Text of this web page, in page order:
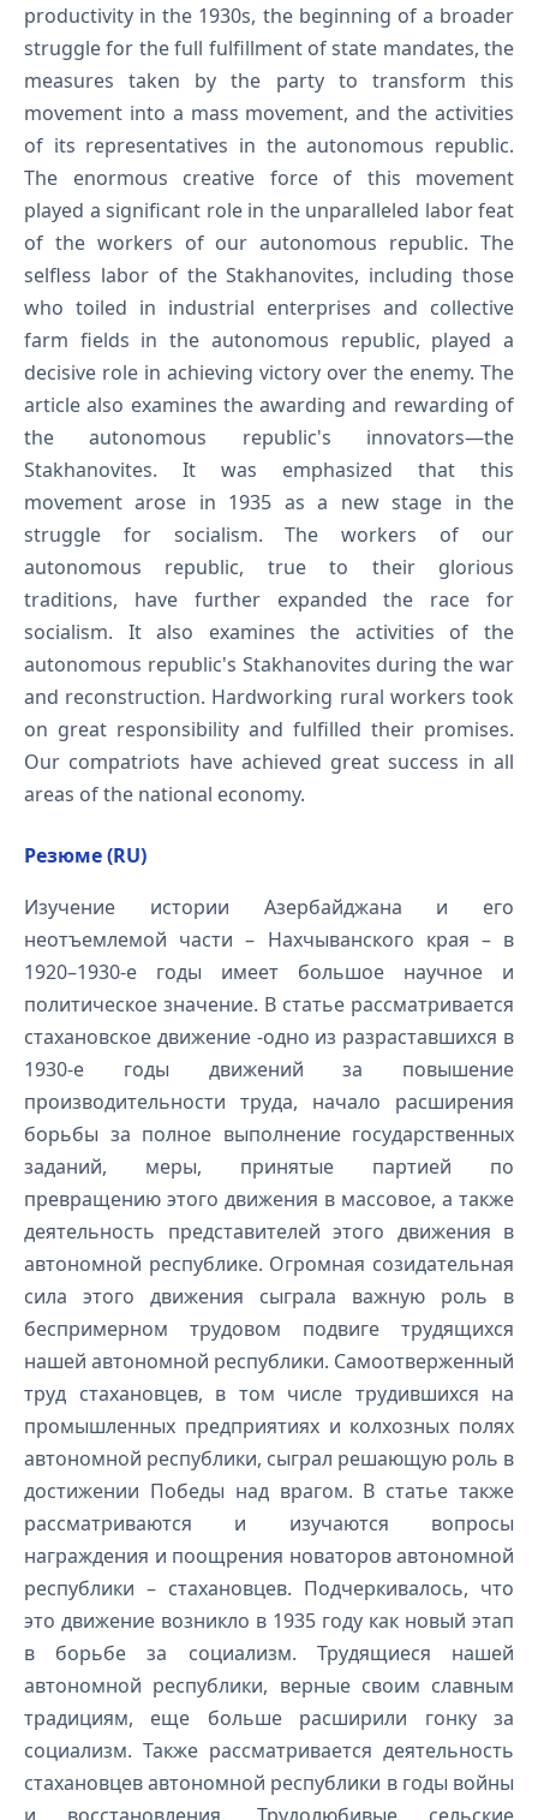
productivity in the 1930s, the beginning of a broader
struggle for the full fulfillment of state mandates, the
measures taken by the party to transform this
movement into a mass movement, and the activities
of its representatives in the autonomous republic.
The enormous creative force of this movement
played a significant role in the unparalleled labor feat
of the workers of our autonomous republic. The
selfless labor of the Stakhanovites, including those
who toiled in industrial enterprises and collective
farm fields in the autonomous republic, played a
decisive role in achieving victory over the enemy. The
article also examines the awarding and rewarding of
the autonomous republic's innovators—the
Stakhanovites. It was emphasized that this
movement arose in 1935 as a new stage in the
struggle for socialism. The workers of our
autonomous republic, true to their glorious
traditions, have further expanded the race for
socialism. It also examines the activities of the
autonomous republic's Stakhanovites during the war
and reconstruction. Hardworking rural workers took
on great responsibility and fulfilled their promises.
Our compatriots have achieved great success in all
areas of the national economy.
Резюме (RU)
Изучение истории Азербайджана и его
неотъемлемой части – Нахчыванского края – в
1920–1930-е годы имеет большое научное и
политическое значение. В статье рассматривается
стахановское движение -одно из разраставшихся в
1930-е годы движений за повышение
производительности труда, начало расширения
борьбы за полное выполнение государственных
заданий, меры, принятые партией по
превращению этого движения в массовое, а также
деятельность представителей этого движения в
автономной республике. Огромная созидательная
сила этого движения сыграла важную роль в
беспримерном трудовом подвиге трудящихся
нашей автономной республики. Самоотверженный
труд стахановцев, в том числе трудившихся на
промышленных предприятиях и колхозных полях
автономной республики, сыграл решающую роль в
достижении Победы над врагом. В статье также
рассматриваются и изучаются вопросы
награждения и поощрения новаторов автономной
республики – стахановцев. Подчеркивалось, что
это движение возникло в 1935 году как новый этап
в борьбе за социализм. Трудящиеся нашей
автономной республики, верные своим славным
традициям, еще больше расширили гонку за
социализм. Также рассматривается деятельность
стахановцев автономной республики в годы войны